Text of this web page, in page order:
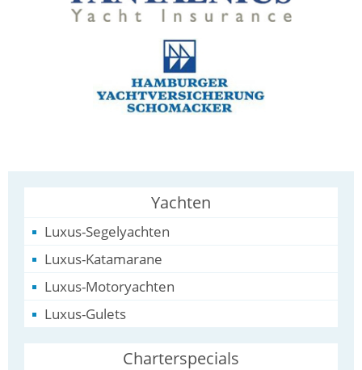
Yachten
Luxus-Segelyachten
Luxus-Katamarane
Luxus-Motoryachten
Luxus-Gulets
Charterspecials